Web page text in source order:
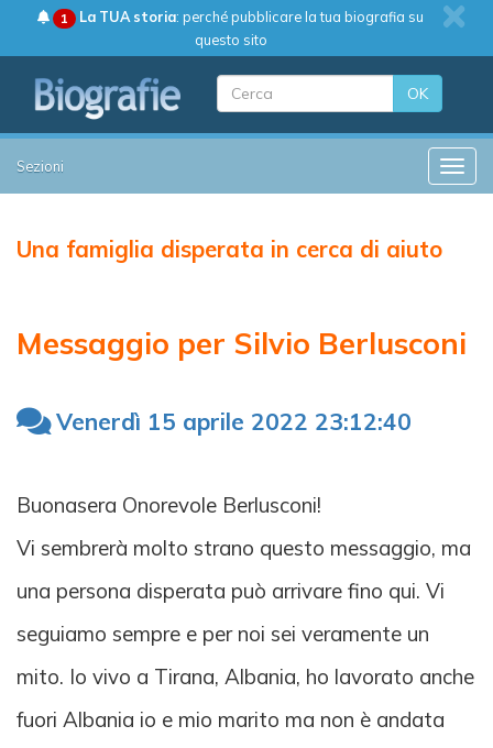
1 La TUA storia: perché pubblicare la tua biografia su
questo sito
OK
Sezioni
Una famiglia disperata in cerca di aiuto
Messaggio per Silvio Berlusconi
Venerdì 15 aprile 2022 23:12:40
Buonasera Onorevole Berlusconi!
Vi sembrerà molto strano questo messaggio, ma
una persona disperata può arrivare fino qui. Vi
seguiamo sempre e per noi sei veramente un
mito. Io vivo a Tirana, Albania, ho lavorato anche
fuori Albania io e mio marito ma non è andata